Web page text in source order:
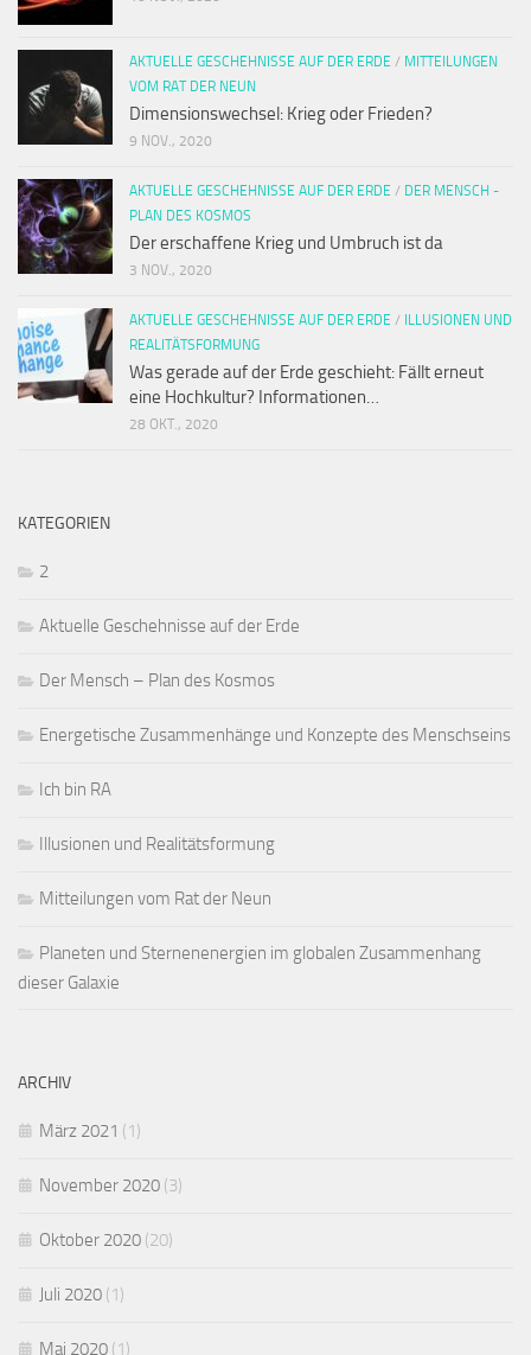
AKTUELLE GESCHEHNISSE AUF DER ERDE / MITTEILUNGEN
VOM RAT DER NEUN
Dimensionswechsel: Krieg oder Frieden?
9 NOV., 2020
AKTUELLE GESCHEHNISSE AUF DER ERDE / DER MENSCH -
PLAN DES KOSMOS
Der erschaffene Krieg und Umbruch ist da
3 NOV., 2020
AKTUELLE GESCHEHNISSE AUF DER ERDE /
ILLUSIONEN UND
REALITÄTSFORMUNG
Was gerade auf der Erde geschieht: Fällt erneut
eine Hochkultur? Informationen…
28 OKT., 2020
KATEGORIEN
2
Aktuelle Geschehnisse auf der Erde
Der Mensch – Plan des Kosmos
Energetische Zusammenhänge und Konzepte des Menschseins
Ich bin RA
Illusionen und Realitätsformung
Mitteilungen vom Rat der Neun
Planeten und Sternenenergien im globalen Zusammenhang
dieser Galaxie
ARCHIV
März 2021 (1)
November 2020 (3)
Oktober 2020 (20)
Juli 2020 (1)
Mai 2020 (1)